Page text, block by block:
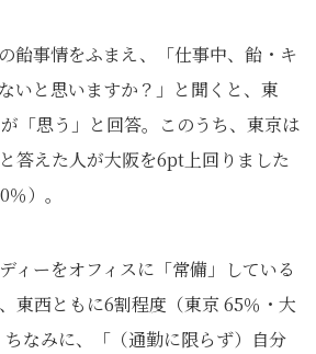
飴事情をふまえ、「仕事中、飴・キ
いと思いますか？」と聞くと、東
「思う」と回答。このうち、東京は
答えた人が大阪を6pt上回りました
）。
ィーをオフィスに「常備」している
東西ともに6割程度（東京 65％・大
なみに、「（通勤に限らず）自分